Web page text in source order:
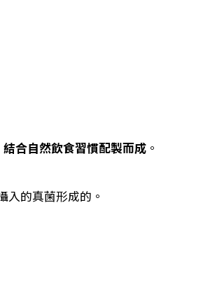
合自然飲食習慣配製而成 。
的真菌形成的。